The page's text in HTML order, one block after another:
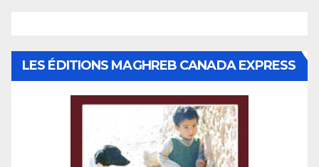
LES ÉDITIONS MAGHREB CANADA EXPRESS